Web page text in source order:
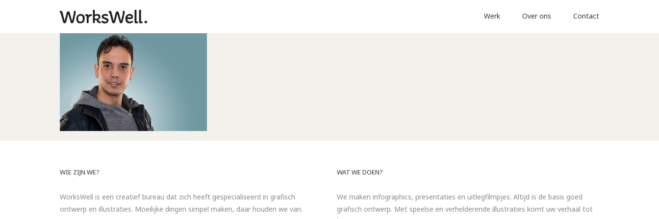
Werk Over ons Contact
WIE ZIJN WE?
WorksWell is een creatief bureau dat zich heeft gespecialiseerd in grafisch
ontwerp en illustraties. Moeilijke dingen simpel maken, daar houden we van.
WAT WE DOEN?
We maken infographics, presentaties en uitlegfilmpjes. Altijd is de basis goed
grafisch ontwerp. Met speelse en verhelderende illustraties komt uw verhaal tot